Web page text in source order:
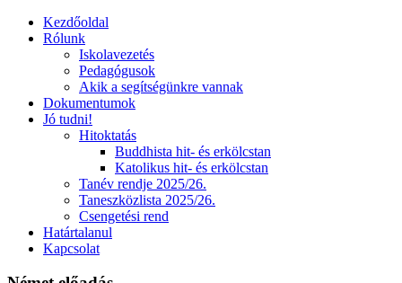
Kezdőoldal
Rólunk
Iskolavezetés
Pedagógusok
Akik a segítségünkre vannak
Dokumentumok
Jó tudni!
Hitoktatás
Buddhista hit- és erkölcstan
Katolikus hit- és erkölcstan
Tanév rendje 2025/26.
Taneszközlista 2025/26.
Csengetési rend
Határtalanul
Kapcsolat